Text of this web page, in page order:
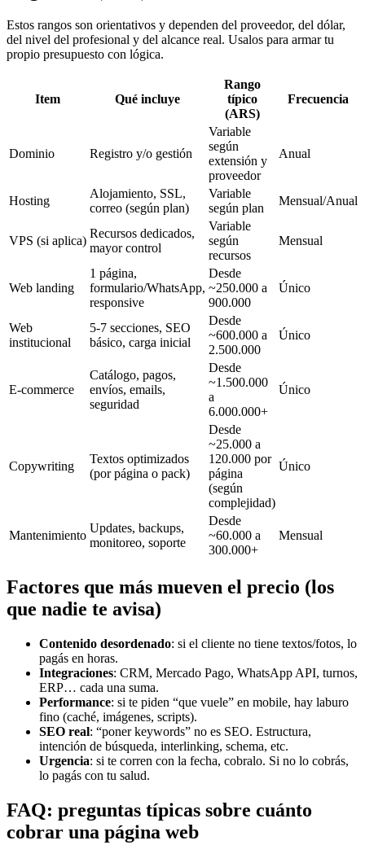
Estos rangos son orientativos y dependen del proveedor, del dólar,
del nivel del profesional y del alcance real. Usalos para armar tu
propio presupuesto con lógica.
Item Qué incluye
Rango
típico
(ARS)
Frecuencia
Dominio Registro y/o gestión
Variable
según
extensión y
proveedor
Anual
Hosting
Alojamiento, SSL,
correo (según plan)
Variable
según plan
Mensual/Anual
VPS (si aplica)
Recursos dedicados,
mayor control
Variable
según
recursos
Mensual
Web landing
1 página,
formulario/WhatsApp,
responsive
Desde
~250.000 a
900.000
Único
Web
institucional
5-7 secciones, SEO
básico, carga inicial
Desde
~600.000 a
2.500.000
Único
E-commerce
Catálogo, pagos,
envíos, emails,
seguridad
Desde
~1.500.000
a
6.000.000+
Único
Copywriting
Textos optimizados
(por página o pack)
Desde
~25.000 a
120.000 por
página
(según
complejidad)
Único
Mantenimiento
Updates, backups,
monitoreo, soporte
Desde
~60.000 a
300.000+
Mensual
Factores que más mueven el precio (los
que nadie te avisa)
Contenido desordenado: si el cliente no tiene textos/fotos, lo
pagás en horas.
Integraciones: CRM, Mercado Pago, WhatsApp API, turnos,
ERP… cada una suma.
Performance: si te piden “que vuele” en mobile, hay laburo
fino (caché, imágenes, scripts).
SEO real: “poner keywords” no es SEO. Estructura,
intención de búsqueda, interlinking, schema, etc.
Urgencia: si te corren con la fecha, cobralo. Si no lo cobrás,
lo pagás con tu salud.
FAQ: preguntas típicas sobre cuánto
cobrar una página web